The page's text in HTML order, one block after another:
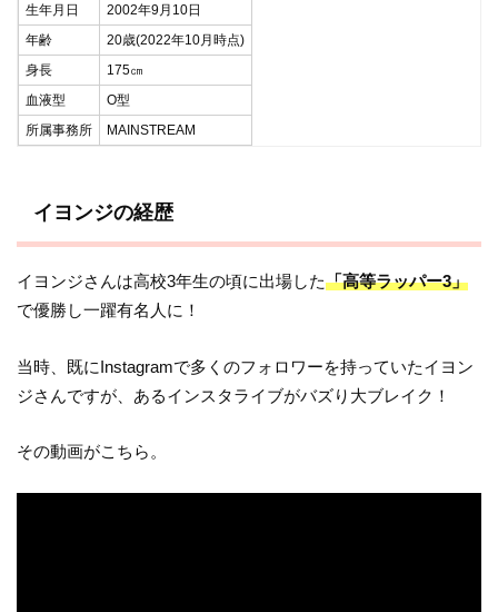
生年月日
2002年9月10日
年齢
20歳(2022年10月時点)
身長
175㎝
血液型
O型
所属事務所
MAINSTREAM
イヨンジの経歴
イヨンジさんは高校3年生の頃に出場した「高等ラッパー3」
で優勝し一躍有名人に！
当時、既にInstagramで多くのフォロワーを持っていたイヨン
ジさんですが、あるインスタライブがバズり大ブレイク！
その動画がこちら。